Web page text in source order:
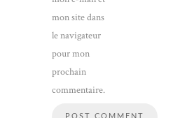
mon site dans
le navigateur
pour mon
prochain
commentaire.